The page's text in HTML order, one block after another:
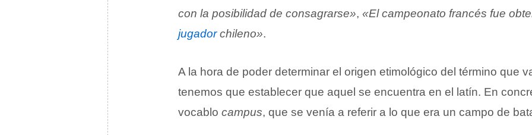
con la posibilidad de consagrarse», «El campeonato francés fue
jugadorchileno».
A la hora de poder determinar el origen etimológico del término que
tenemos que establecer que aquel se encuentra en el latín. En
vocablo campus, que se venía a referir a lo que era un campo de